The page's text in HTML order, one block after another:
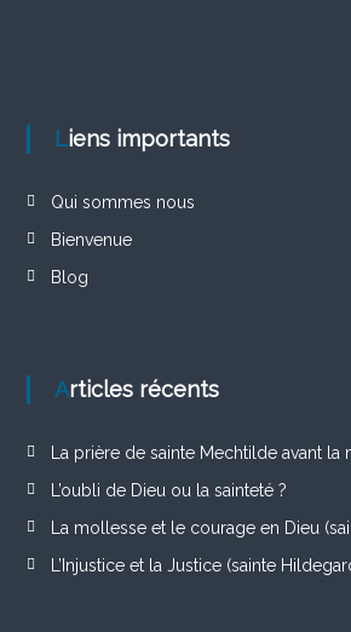
Liens importants
Qui sommes nous
Bienvenue
Blog
Articles récents
La prière de sainte Mechtilde avant la
L’oubli de Dieu ou la sainteté ?
La mollesse et le courage en Dieu
L’Injustice et la Justice (sainte